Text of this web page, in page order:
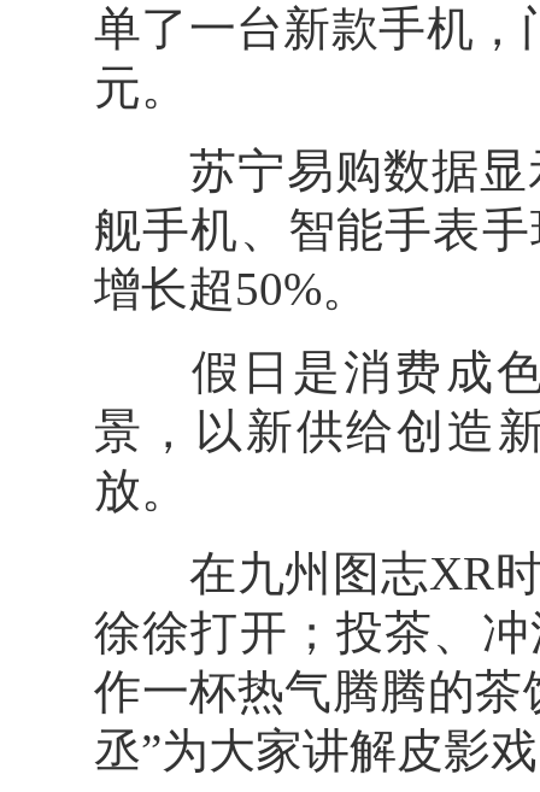
单了一台新款手机，
元。
苏宁易购数据显
舰手机、智能手表
增长超50%。
假日是消费成色
景，以新供给创造
放。
在九州图志XR时
徐徐打开；投茶、
作一杯热气腾腾的
丞”为大家讲解皮影